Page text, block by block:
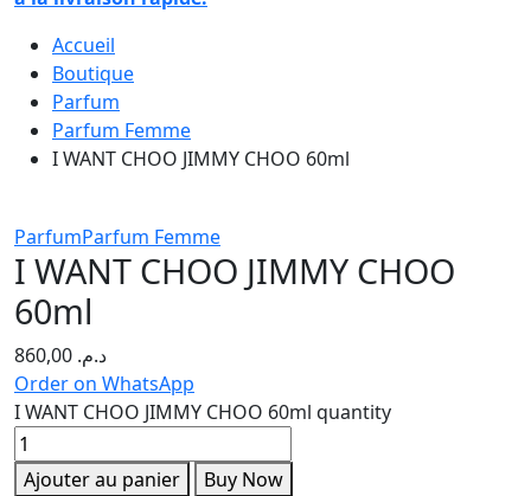
Accueil
Boutique
Parfum
Parfum Femme
I WANT CHOO JIMMY CHOO 60ml
ParfumParfum Femme
I WANT CHOO JIMMY CHOO
60ml
د.م.
Order on WhatsApp
I WANT CHOO JIMMY CHOO 60ml quantity
Ajouter au panier
Buy Now